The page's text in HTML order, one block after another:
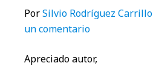
PorSilvio Rodríguez Carrillo
un comentario
Apreciado autor,